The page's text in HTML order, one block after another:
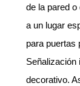
de la pared
a un lugar
para puertas
Señalización
decorativo.